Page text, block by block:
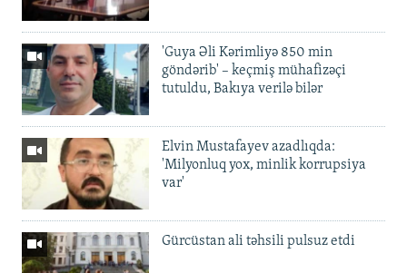
'Guya Əli Kərimliyə 850 min
göndərib' – keçmiş mühafizəçi
tutuldu, Bakıya verilə bilər
Elvin Mustafayev azadlıqda:
'Milyonluq yox, minlik korrupsiya
var'
Gürcüstan ali təhsili pulsuz etdi